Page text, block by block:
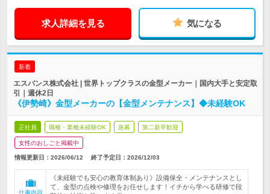
求人詳細を見る 気になる
新着
エスバンス株式会社 | 世界トップクラスの金型メーカー｜国内大手と安定取
引｜週休2日
《伊勢崎》金型メーカーの【金型メンテナンス】◆未経験OK
正社員 職種・業種未経験OK 急募 第二新卒歓迎
女性のおしごと掲載中
情報更新日：2026/06/12 終了予定日： 2026/12/03
仕事内容
《未経験でも安心の教育体制あり》設備保全・メンテナンスとし
て、金型の点検や修理をお任せします！イチから学べる研修で段